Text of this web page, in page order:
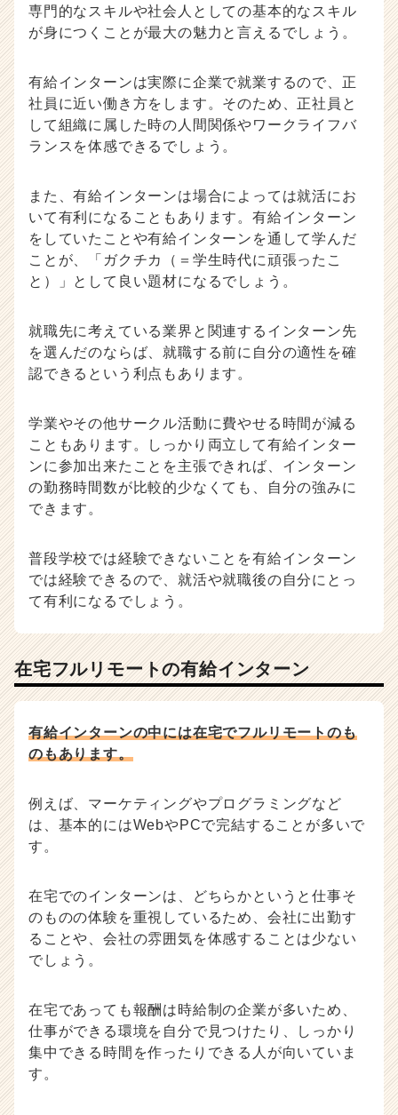
専門的なスキルや社会人としての基本的なスキル
が身につくことが最大の魅力と言えるでしょう。
有給インターンは実際に企業で就業するので、正
社員に近い働き方をします。そのため、正社員と
して組織に属した時の人間関係やワークライフバ
ランスを体感できるでしょう。
また、有給インターンは場合によっては就活にお
いて有利になることもあります。有給インターン
をしていたことや有給インターンを通して学んだ
ことが、「ガクチカ（＝学生時代に頑張ったこ
と）」として良い題材になるでしょう。
就職先に考えている業界と関連するインターン先
を選んだのならば、就職する前に自分の適性を確
認できるという利点もあります。
学業やその他サークル活動に費やせる時間が減る
こともあります。しっかり両立して有給インター
ンに参加出来たことを主張できれば、インターン
の勤務時間数が比較的少なくても、自分の強みに
できます。
普段学校では経験できないことを有給インターン
では経験できるので、就活や就職後の自分にとっ
て有利になるでしょう。
在宅フルリモートの有給インターン
有給インターンの中には在宅でフルリモートのも
のもあります。
例えば、マーケティングやプログラミングなど
は、基本的にはWebやPCで完結することが多いで
す。
在宅でのインターンは、どちらかというと仕事そ
のものの体験を重視しているため、会社に出勤す
ることや、会社の雰囲気を体感することは少ない
でしょう。
在宅であっても報酬は時給制の企業が多いため、
仕事ができる環境を自分で見つけたり、しっかり
集中できる時間を作ったりできる人が向いていま
す。